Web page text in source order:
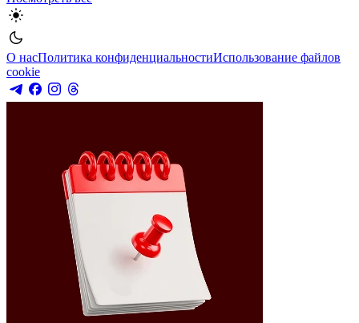
О насПолитика конфиденциальностиИспользование файлов
cookie